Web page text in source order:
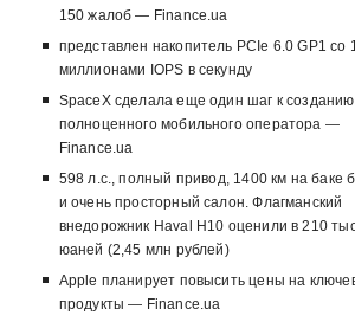
150 жалоб — Finance.ua
представлен накопитель PCIe 6.0 GP1 со
миллионами IOPS в секунду
SpaceX сделала еще один шаг к созданию
полноценного мобильного оператора —
Finance.ua
598 л.с., полный привод, 1400 км на баке
и очень просторный салон. Флагманский
внедорожник Haval H10 оценили в 210
юаней (2,45 млн рублей)
Apple планирует повысить цены на
продукты — Finance.ua